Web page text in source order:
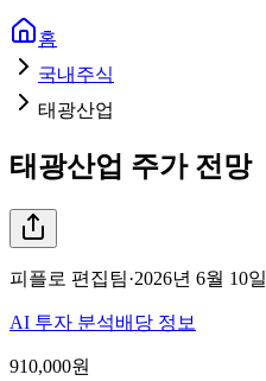
홈
국내주식
태광산업
태광산업 주가 전망
피플로 편집팀·2026년 6월 10일
AI 투자 분석배당 정보
910,000원